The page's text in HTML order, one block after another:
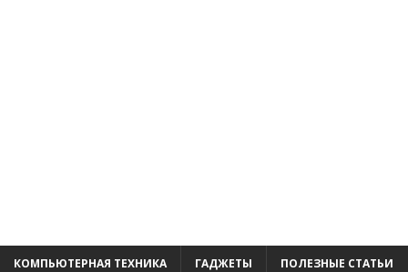
КОМПЬЮТЕРНАЯ ТЕХНИКА ГАДЖЕТЫ ПОЛЕЗНЫЕ СТАТЬИ